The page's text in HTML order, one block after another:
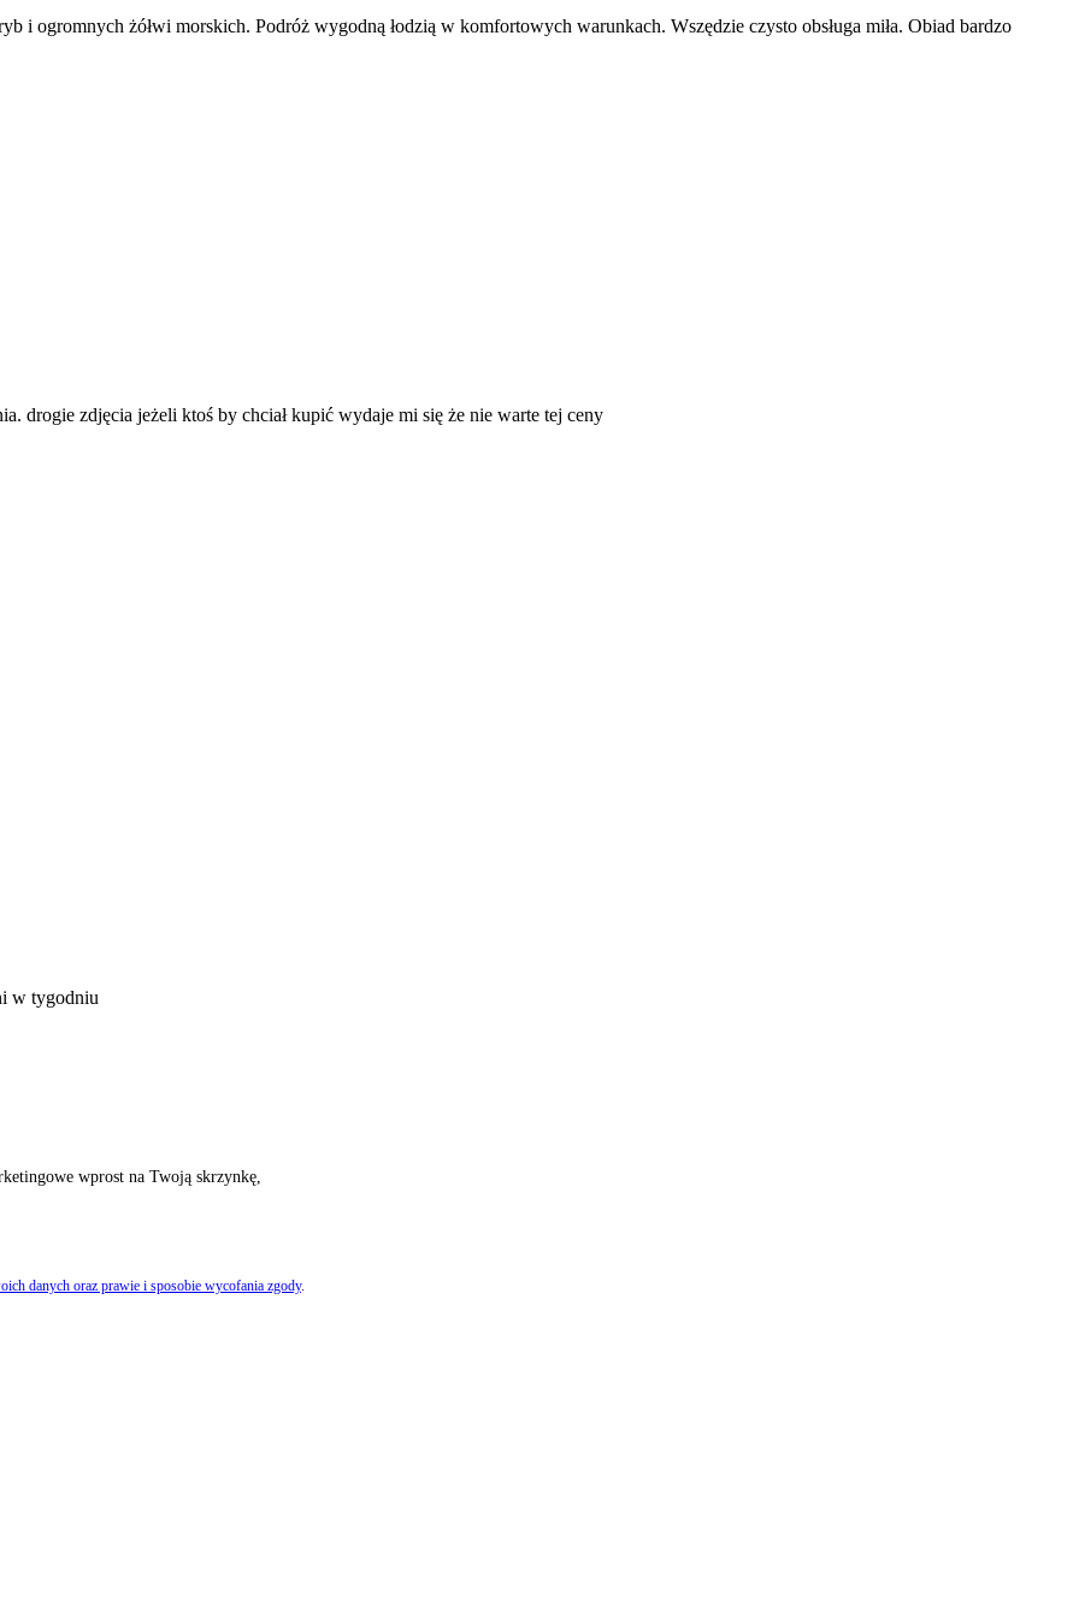
ogromnych żółwi morskich. Podróż wygodną łodzią w komfortowych warunkach. Wszędzie czysto obsługa miła. Obiad bardzo
drogie zdjęcia jeżeli ktoś by chciał kupić wydaje mi się że nie warte tej ceny
w tygodniu
wprost na Twoją skrzynkę,
danych oraz prawie i sposobie wycofania zgody.